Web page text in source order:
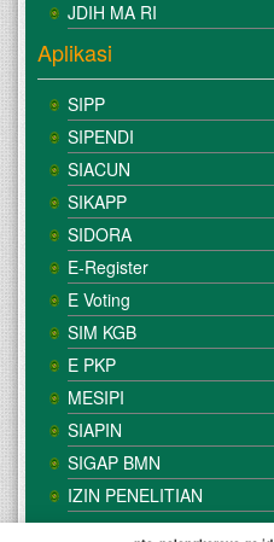
JDIH MA RI
Aplikasi
SIPP
SIPENDI
SIACUN
SIKAPP
SIDORA
E-Register
E Voting
SIM KGB
E PKP
MESIPI
SIAPIN
SIGAP BMN
IZIN PENELITIAN